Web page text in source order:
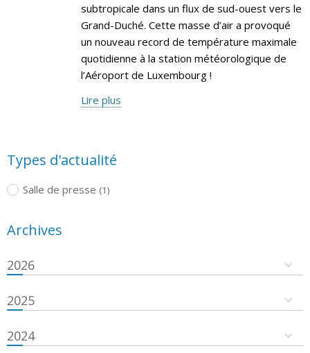
subtropicale dans un flux de sud-ouest vers le
Grand-Duché. Cette masse d’air a provoqué
un nouveau record de température maximale
quotidienne à la station météorologique de
l’Aéroport de Luxembourg !
Lire plus
Types d'actualité
Salle de presse (1)
Archives
2026
2025
2024